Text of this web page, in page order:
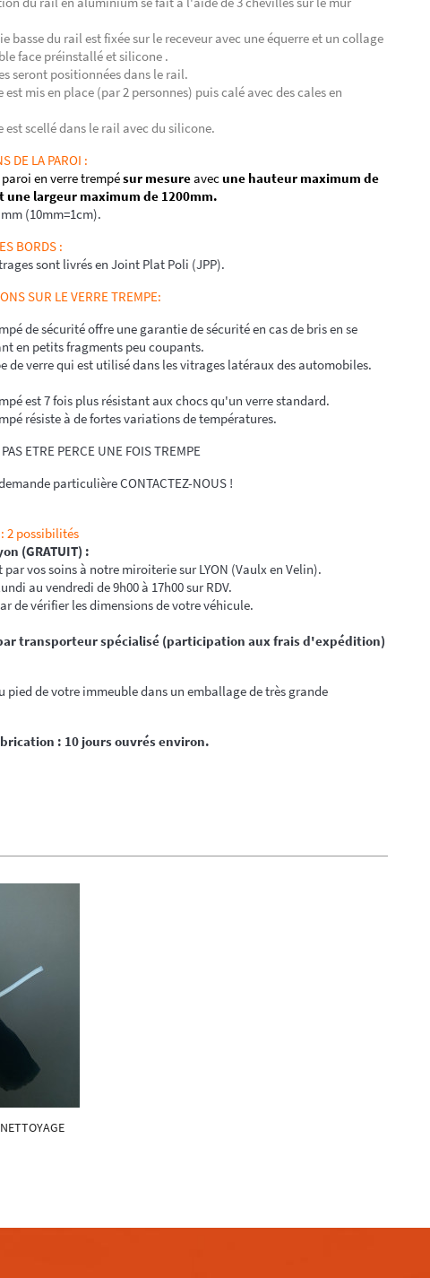
basse du rail est fixée sur le receveur avec une équerre et un collage
face préinstallé et silicone .
seront positionnées dans le rail.
est mis en place (par 2 personnes) puis calé avec des cales en
est scellé dans le rail avec du silicone.
DE LA PAROI :
en verre trempésur mesureavecune hauteur maximum de
une largeur maximum de 1200mm.
(10mm=1cm).
BORDS:
sont livrés en Joint Plat Poli (JPP).
SUR LE VERRE TREMPE:
de sécurité offre une garantie de sécurité en cas de bris en se
en petits fragments peu coupants.
de verre qui est utilisé dans les vitrages latéraux des automobiles.
est 7 fois plus résistant aux chocs qu'un verre standard.
résiste à de fortes variations de températures.
ETRE PERCE UNE FOIS TREMPE
particulièreCONTACTEZ-NOUS!
: 2 possibilités
(GRATUIT) :
par vos soins à notre miroiterie sur LYON (Vaulx en Velin).
au vendredi de 9h00 à 17h00 sur RDV.
de vérifierles dimensions de votre véhicule.
transporteur spécialisé (participation aux frais d'expédition)
pied de votre immeuble dans un emballage de très grande
: 10 jours ouvrés environ.